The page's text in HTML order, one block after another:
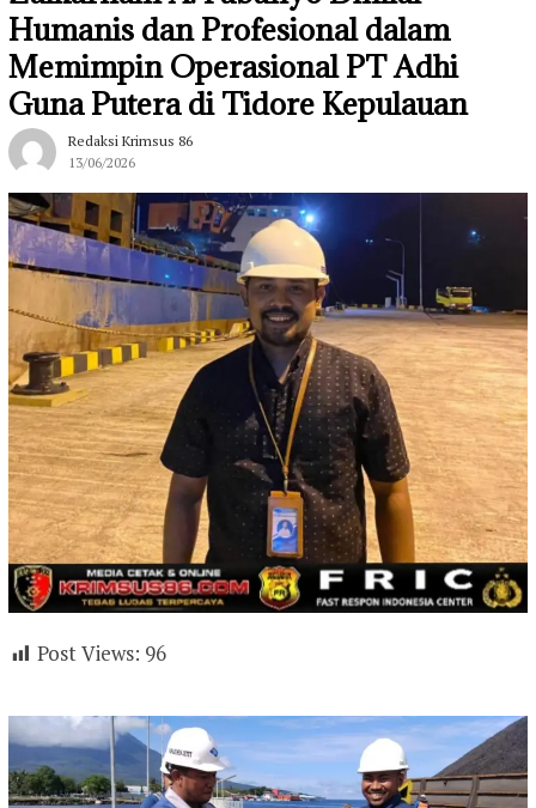
Humanis dan Profesional dalam
Memimpin Operasional PT Adhi
Guna Putera di Tidore Kepulauan
Redaksi Krimsus 86
13/06/2026
Post Views: 96